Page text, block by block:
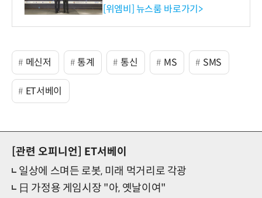
사장상 수상
[위엠비] 뉴스룸 바로가기>
메신저 통계 통신 MS SMS
ET서베이
[관련 오피니언]
ET서베이
일상에 스며든 로봇, 미래 먹거리로 각광
日 가정용 게임시장 "아, 옛날이여"